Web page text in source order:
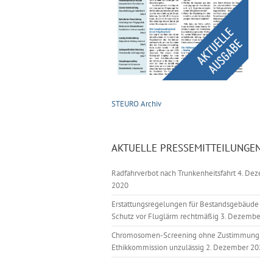
STEURO Archiv
AKTUELLE
Radfahrverbot nach Trunkenheitsfahrt4.
2020
Erstattungsregelungen für
Schutz vor Fluglärm rechtmäßig 3.
Chromosomen-Screening ohne
Ethikkommission unzulässig 2. Dezember